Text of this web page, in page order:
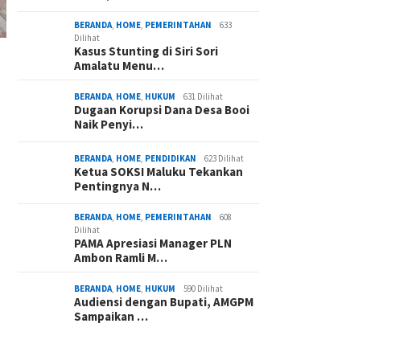
BERANDA HOME PEMERINTAHAN
633
Dilihat
Kasus Stunting di Siri Sori
Amalatu Menu…
BERANDA HOME HUKUM 631 Dilihat
Dugaan Korupsi Dana Desa Booi
Naik Penyi…
BERANDA HOME PENDIDIKAN 623 Dilihat
Ketua SOKSI Maluku Tekankan
Pentingnya N…
BERANDA HOME PEMERINTAHAN
608
Dilihat
PAMA Apresiasi Manager PLN
Ambon Ramli M…
BERANDA HOME HUKUM 590 Dilihat
Audiensi dengan Bupati, AMGPM
Sampaikan …